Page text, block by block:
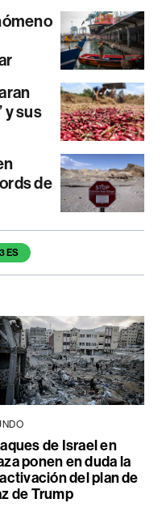
y sus
de
ES
de Israel en
ponen en duda la
del plan de
de Trump